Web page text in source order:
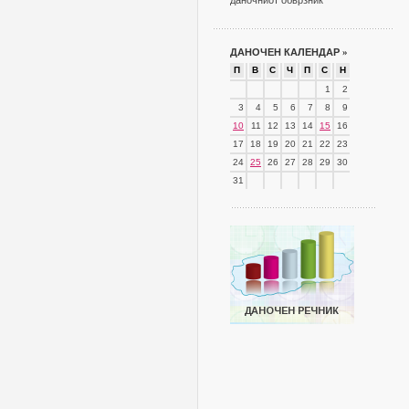
ДАНОЧЕН КАЛЕНДАР »
П В С Ч П С
Н
1
2
3
4 5 6 7 8
9
10
11 12 13 14 15
16
17
18 19 20 21 22
23
24
25 26 27 28 29
30
31